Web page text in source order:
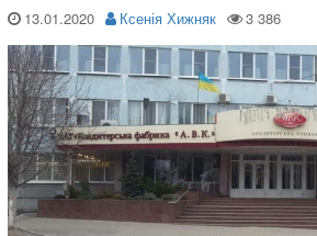
13.01.2020 Ксенія Хижняк